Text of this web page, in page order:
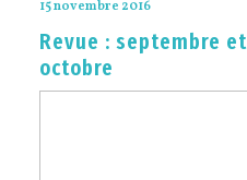
15 novembre 2016
Revue : septembre et
octobre